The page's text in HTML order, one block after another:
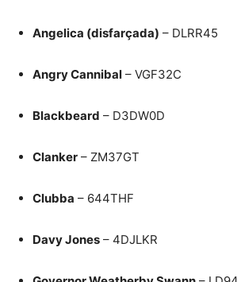
Angelica (disfarçada) – DLRR45
Angry Cannibal – VGF32C
Blackbeard – D3DW0D
Clanker – ZM37GT
Clubba – 644THF
Davy Jones – 4DJLKR